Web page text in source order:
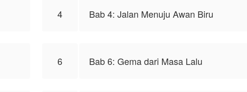
4 Bab 4: Jalan Menuju Awan Biru
6 Bab 6: Gema dari Masa Lalu